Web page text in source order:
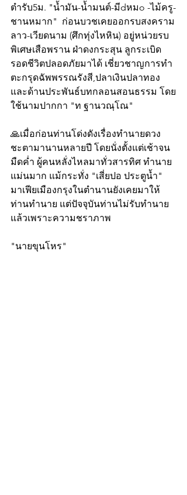
ตำรับ5ม. "น้ำมัน-น้ำมนต์-มีdหมo -ไม้ครู-
ชานหมาก"  ก่อนบวชเคยออกรบสงคราม
ลาว-เวียดนาม (ศึกทุ่งไหหิน) อยู่หน่วยรบ
พิเศษเสือพราน ฝ่าดงกระสุน ลูกระเบิด
รอดชีวิตปลอดภัยมาได้ เชี่ยวชาญการทำ
ตะกรุดฉัพพรรณรังสี,ปลาเงินปลาทอง
และด้านประพันธ์บทกลอนสอนธรรม โดย
ใช้นามปากกา "ท ฐานวณฺโณ"
🙏เมื่อก่อนท่านโด่งดังเรื่องทำนายดวง
ชะตามานานหลายปี โดยนั่งตั้งแต่เช้าจน
มืดค่ำ ผู้คนหลั่งไหลมาทั่วสารทิศ ทำนาย
แม่นมาก แม้กระทั่ง "เสี่ยปอ ประตูน้ำ"
มาเฟียเมืองกรุงในตำนานยังเคยมาให้
ท่านทำนาย แต่ปัจจุบันท่านไม่รับทำนาย
แล้วเพราะความชราภาพ
"นายขุนโหร"